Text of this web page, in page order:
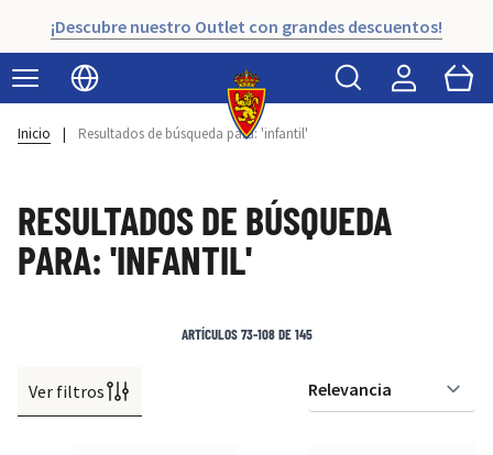
¡Descubre nuestro Outlet con grandes descuentos!
Seleccionar idioma
Buscar Cart
Inicio | Resultados de búsqueda para: 'infantil'
RESULTADOS DE BÚSQUEDA
PARA: 'INFANTIL'
Ver filtros
ARTÍCULOS73-108DE145